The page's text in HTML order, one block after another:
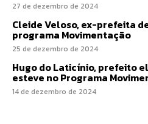
27 de dezembro de 2024
Cleide Veloso, ex-prefeita
programa Movimentação
25 de dezembro de 2024
Hugo do Laticínio, prefeito
esteve no Programa
14 de dezembro de 2024